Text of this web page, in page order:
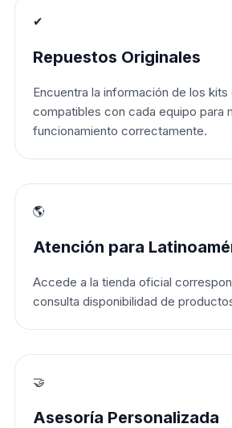
✔
Repuestos Originales
Encuentra la información de los
compatibles con cada equipo para
funcionamiento correctamente.
🌎
Atención para
Accede a la tienda oficial
consulta disponibilidad de
🤝
Asesoría Personalizada